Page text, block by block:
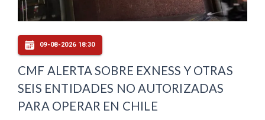
09-08-2026 18:30
CMF ALERTA SOBRE EXNESS Y OTRAS
SEIS ENTIDADES NO AUTORIZADAS
PARA OPERAR EN CHILE